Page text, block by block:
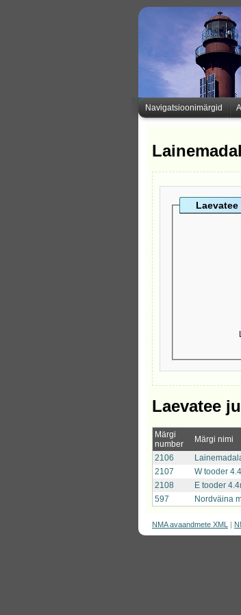
Navigatsioonimärgid
Laevatee
Märgi
number
Märgi nimi
2106
2107
W tooder
2108
E tooder
597
Nordväina
NMA avaandmete XML |